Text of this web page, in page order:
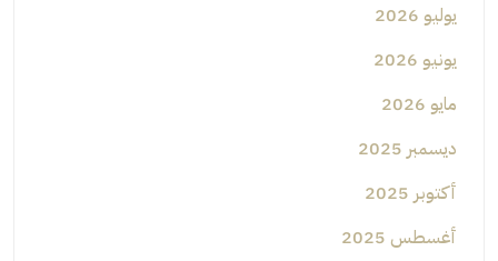
يوليو 2026
يونيو 2026
مايو 2026
ديسمبر 2025
أكتوبر 2025
أغسطس 2025